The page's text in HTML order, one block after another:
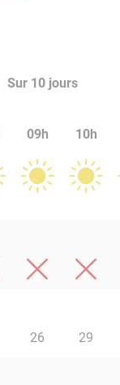
Sur 10 jours
09h 10h
26 29